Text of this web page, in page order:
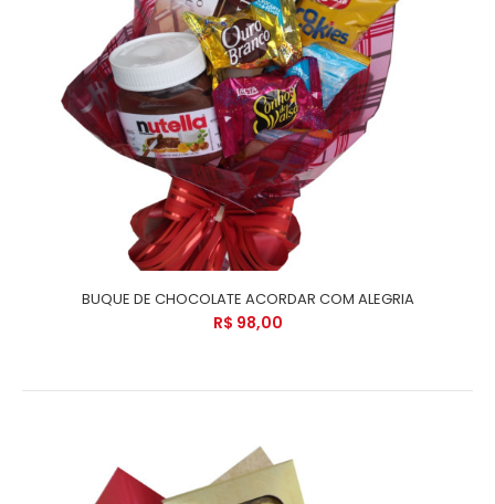
BUQUE DE CHOCOLATE ACORDAR COM ALEGRIA
R$ 98,00